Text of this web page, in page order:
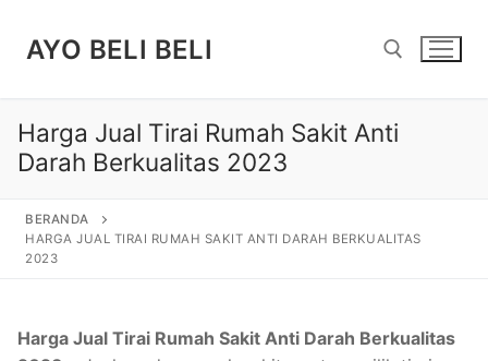
AYO BELI BELI
Cari:
Harga Jual Tirai Rumah Sakit Anti
Darah Berkualitas 2023
BERANDA
HARGA JUAL TIRAI RUMAH SAKIT ANTI DARAH BERKUALITAS
2023
Harga Jual Tirai Rumah Sakit Anti Darah Berkualitas